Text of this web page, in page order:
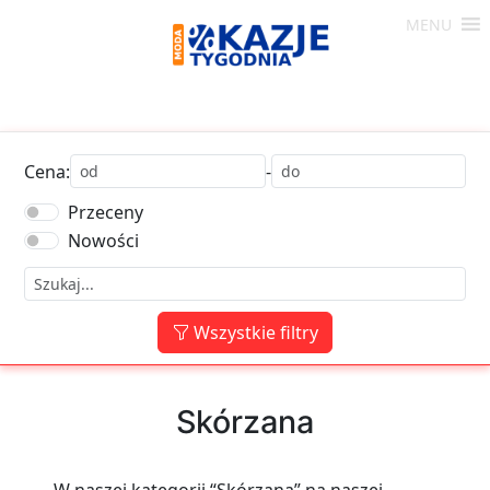
Moda
Tygodnia
MENU
Cena:
-
Przeceny
Nowości
Wszystkie filtry
Skórzana